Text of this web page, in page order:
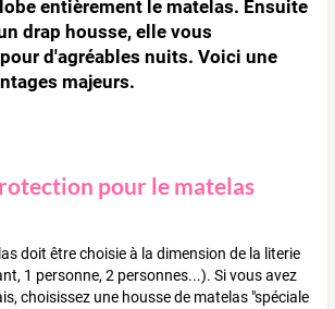
entièrement le matelas. Ensuite
drap housse, elle vous
d'agréables nuits. Voici une
majeurs.
pour le matelas
doit être choisie à la dimension de la literie
1 personne, 2 personnes...). Si vous avez
choisissez une housse de matelas "spéciale